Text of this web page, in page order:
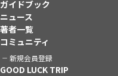
ガイドブック
ニュース
著者一覧
コミュニティ
新規会員登録
GOOD LUCK TRIP